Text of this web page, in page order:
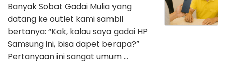
Banyak Sobat Gadai Mulia yang
datang ke outlet kami sambil
bertanya: “Kak, kalau saya gadai HP
Samsung ini, bisa dapet berapa?”
Pertanyaan ini sangat umum …